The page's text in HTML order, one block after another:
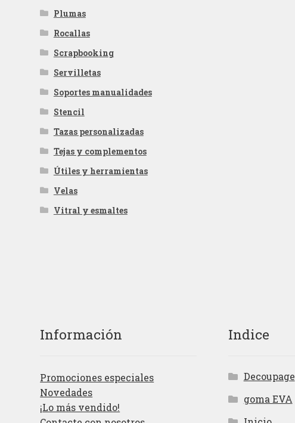
Plumas
Rocallas
Scrapbooking
Servilletas
Soportes manualidades
Stencil
Tazas personalizadas
Tejas y complementos
Útiles y herramientas
Velas
Vitral y esmaltes
Información
Promociones especiales
Novedades
¡Lo más vendido!
Indice
Decoupage
goma EVA